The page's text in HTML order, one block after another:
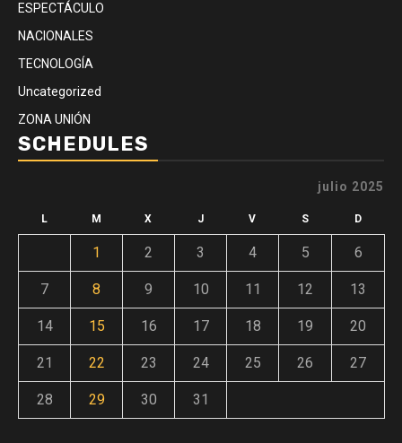
ESPECTÁCULO
NACIONALES
TECNOLOGÍA
Uncategorized
ZONA UNIÓN
SCHEDULES
julio 2025
L M X J V S D
1 2 3 4 5 6
7 8 9 10 11 12 13
14 15 16 17 18 19 20
21 22 23 24 25 26 27
28 29 30 31